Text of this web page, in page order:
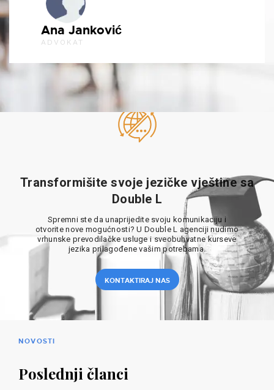
Ana Janković
ADVOKAT
Transformišite svoje jezičke vještine sa
Double L
Spremni ste da unaprijedite svoju komunikaciju i
otvorite nove mogućnosti? U Double L agenciji nudimo
vrhunske prevodilačke usluge i sveobuhvatne kurseve
jezika prilagođene vašim potrebama.
KONTAKTIRAJ NAS
NOVOSTI
Poslednji članci